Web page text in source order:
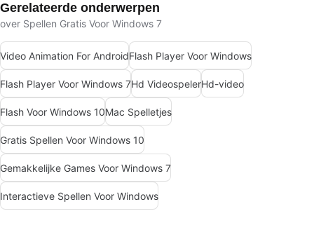
Gerelateerde onderwerpen
over Spellen Gratis Voor Windows 7
Video Animation For AndroidFlash Player Voor Windows
Flash Player Voor Windows 7Hd VideospelerHd-video
Flash Voor Windows 10Mac Spelletjes
Gratis Spellen Voor Windows 10
Gemakkelijke Games Voor Windows 7
Interactieve Spellen Voor Windows